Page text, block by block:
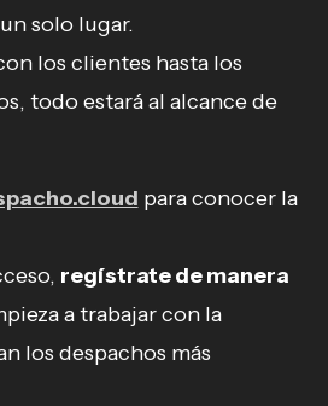
solo lugar.
los clientes hasta los
todo estará al alcance de
para conocer la
regístrate de manera
a trabajar con la
los despachos más